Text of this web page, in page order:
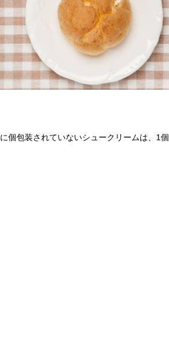
個包装されていないシュークリームは、1個